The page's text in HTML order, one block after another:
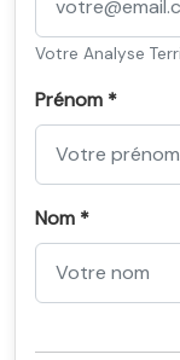
Votre Analyse
Prénom *
Nom *